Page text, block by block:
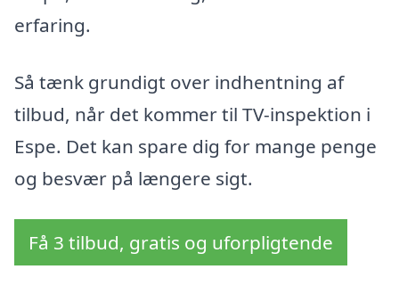
erfaring.
Så tænk grundigt over indhentning af
tilbud, når det kommer til TV-inspektion i
Espe. Det kan spare dig for mange penge
og besvær på længere sigt.
Få 3 tilbud, gratis og uforpligtende